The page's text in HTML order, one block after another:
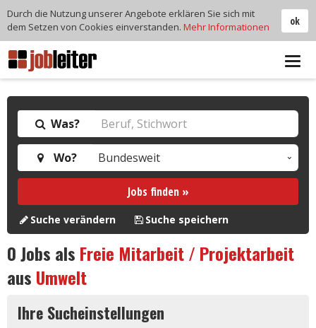
Was?
Wo?
Jobs finden »
Suche verändern Suche speichern
0Jobs als Freie Mitarbeit / Projektarbeit
aus Umwelt
Ihre Sucheinstellungen
ok
Durch die Nutzung unserer Angebote erklären Sie sich mit
dem Setzen von Cookies einverstanden. Mehr Informationen